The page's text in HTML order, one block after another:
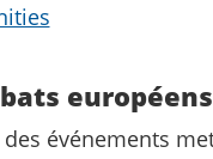
européens
événements